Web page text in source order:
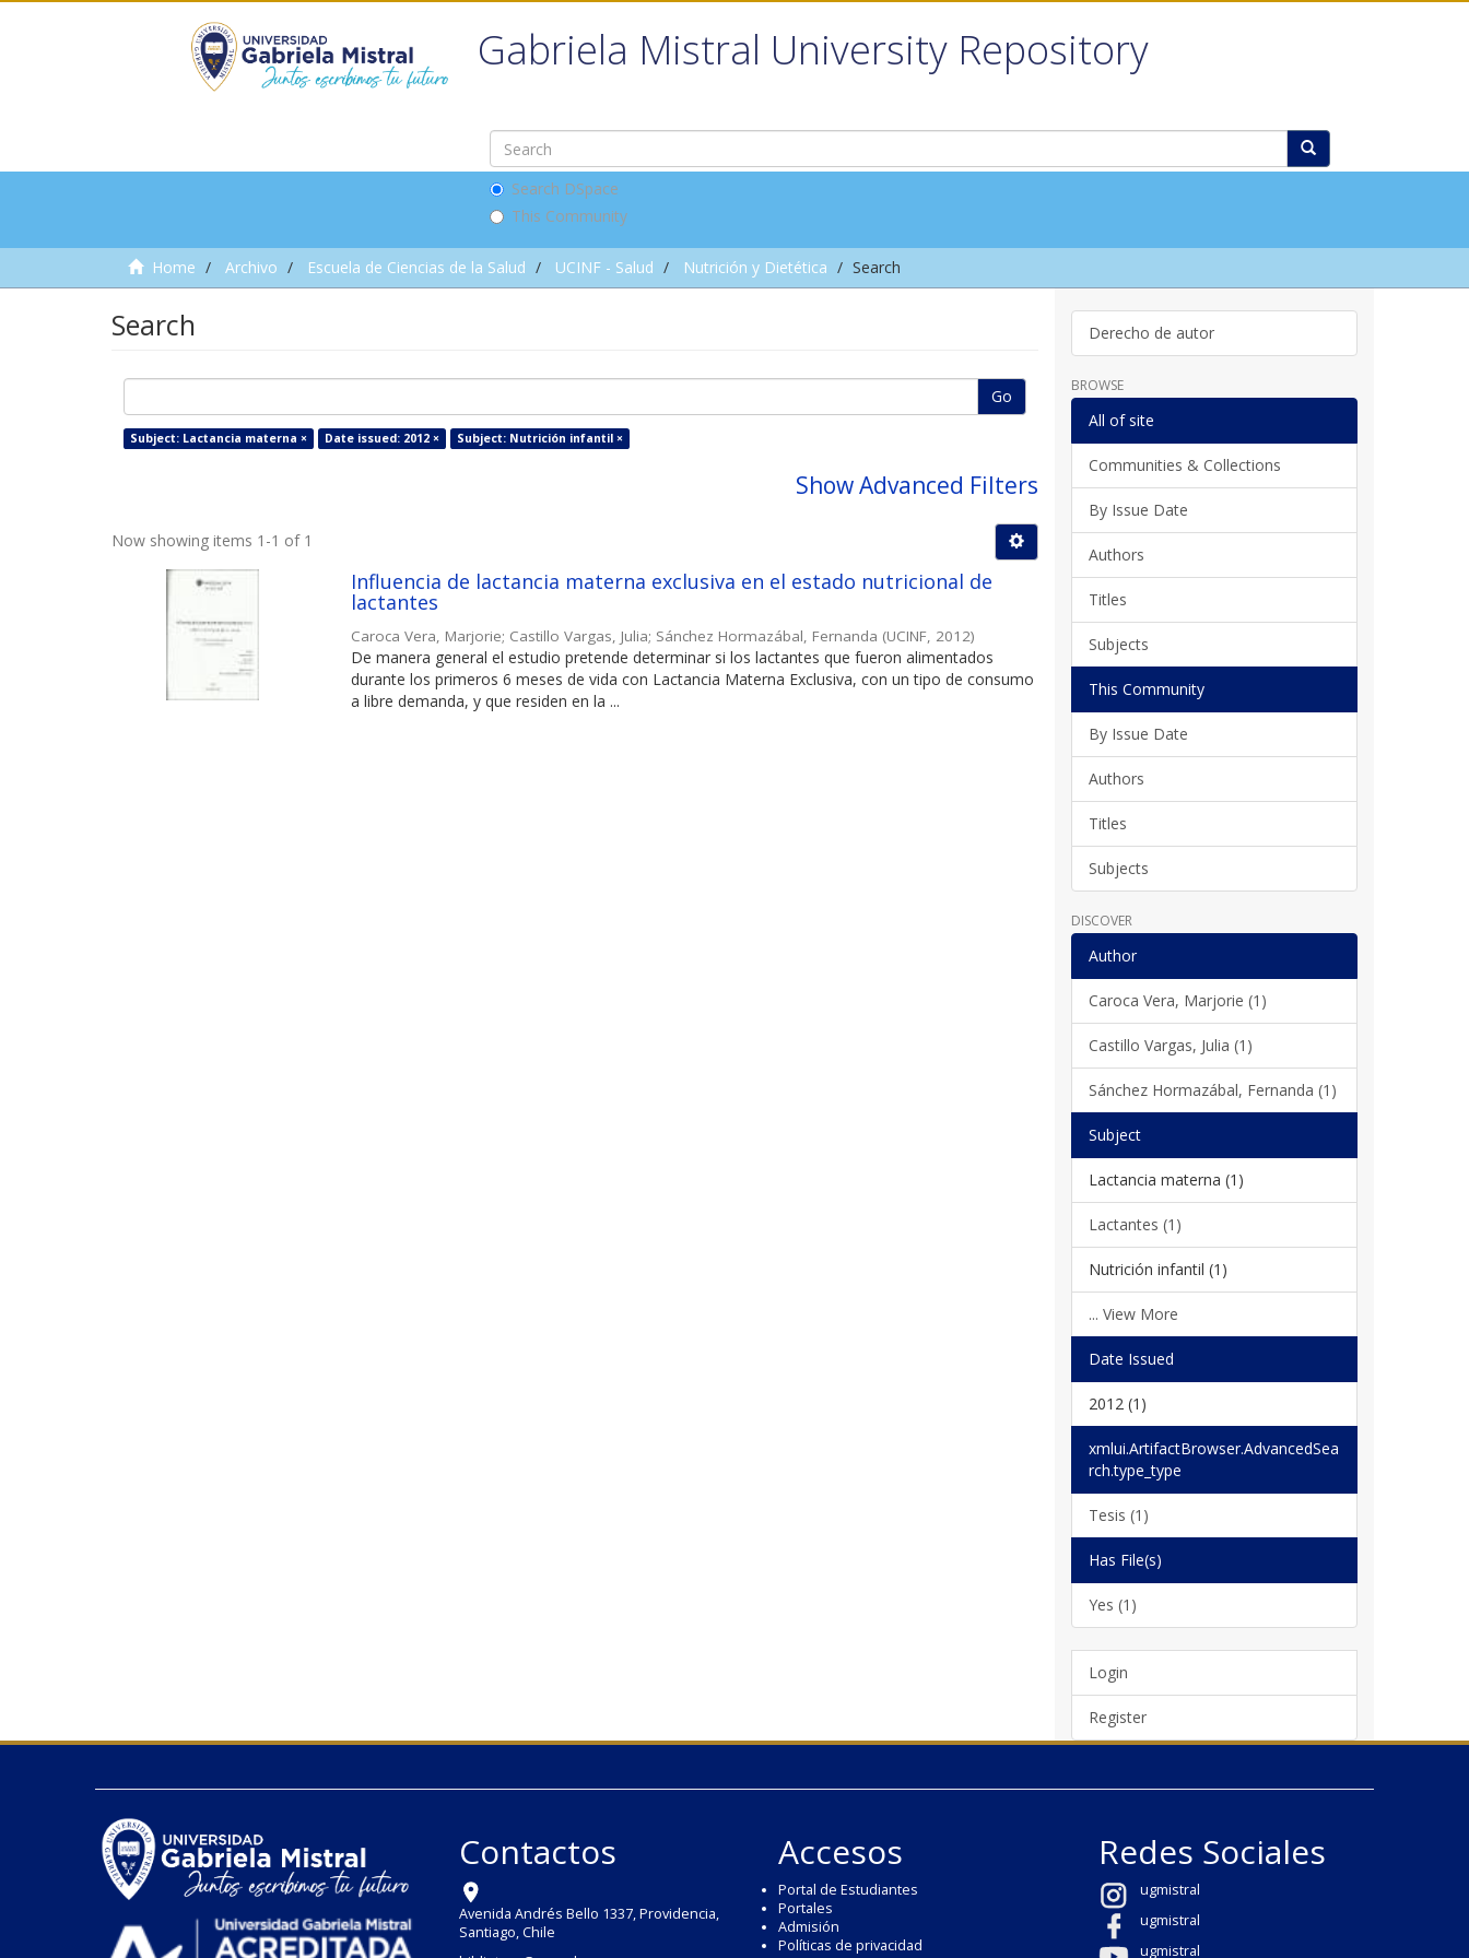
Gabriela Mistral University Repository
Search DSpace
This Community
Home Archivo Escuela de Ciencias de la Salud UCINF - Salud Nutrición y Dietética Search
Search
Go
Subject: Lactancia materna × Date issued: 2012 × Subject: Nutrición infantil ×
Show Advanced Filters
Now showing items 1-1 of 1
Influencia de lactancia materna exclusiva en el estado nutricional de
lactantes
Caroca Vera, Marjorie; Castillo Vargas, Julia; Sánchez Hormazábal, Fernanda (UCINF 2012)
De manera general el estudio pretende determinar si los lactantes que fueron alimentados
durante los primeros 6 meses de vida con Lactancia Materna Exclusiva, con un tipo de consumo
a libre demanda, y que residen en la ...
Derecho de autor
BROWSE
All of site
Communities & Collections
By Issue Date
Authors
Titles
Subjects
This Community
By Issue Date
Authors
Titles
Subjects
DISCOVER
Author
Caroca Vera, Marjorie (1)
Castillo Vargas, Julia (1)
Sánchez Hormazábal, Fernanda (1)
Subject
Lactancia materna (1)
Lactantes (1)
Nutrición infantil (1)
... View More
Date Issued
2012 (1)
xmlui.ArtifactBrowser.AdvancedSea
rch.type_type
Tesis (1)
Has File(s)
Yes (1)
Login
Register
Contactos
Avenida Andrés Bello 1337, Providencia,
Santiago, Chile
Accesos
Portal de Estudiantes
Portales
Admisión
Políticas de privacidad
Redes Sociales
ugmistral
ugmistral
ugmistral